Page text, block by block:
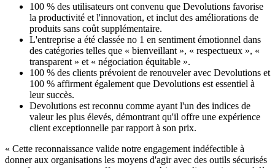
100 % des utilisateurs ont convenu que Devolutions favorise
la productivité et l'innovation, et inclut des améliorations de
produits sans coût supplémentaire.
L'entreprise a été classée no 1 en sentiment émotionnel dans
des catégories telles que « bienveillant », « respectueux », «
transparent » et « négociation équitable ».
100 % des clients prévoient de renouveler avec Devolutions et
100 % affirment également que Devolutions est essentiel à
leur succès.
Devolutions est reconnu comme ayant l'un des indices de
valeur les plus élevés, démontrant qu'il offre une expérience
client exceptionnelle par rapport à son prix.
« Cette reconnaissance valide notre engagement indéfectible à
donner aux organisations les moyens d'agir avec des outils sécurisés